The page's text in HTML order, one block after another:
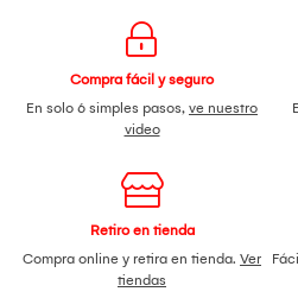
Compra fácil y seguro
En solo 6 simples pasos, ve nuestro
video
Retiro en tienda
Compra online y retira en tienda. Ver
tiendas